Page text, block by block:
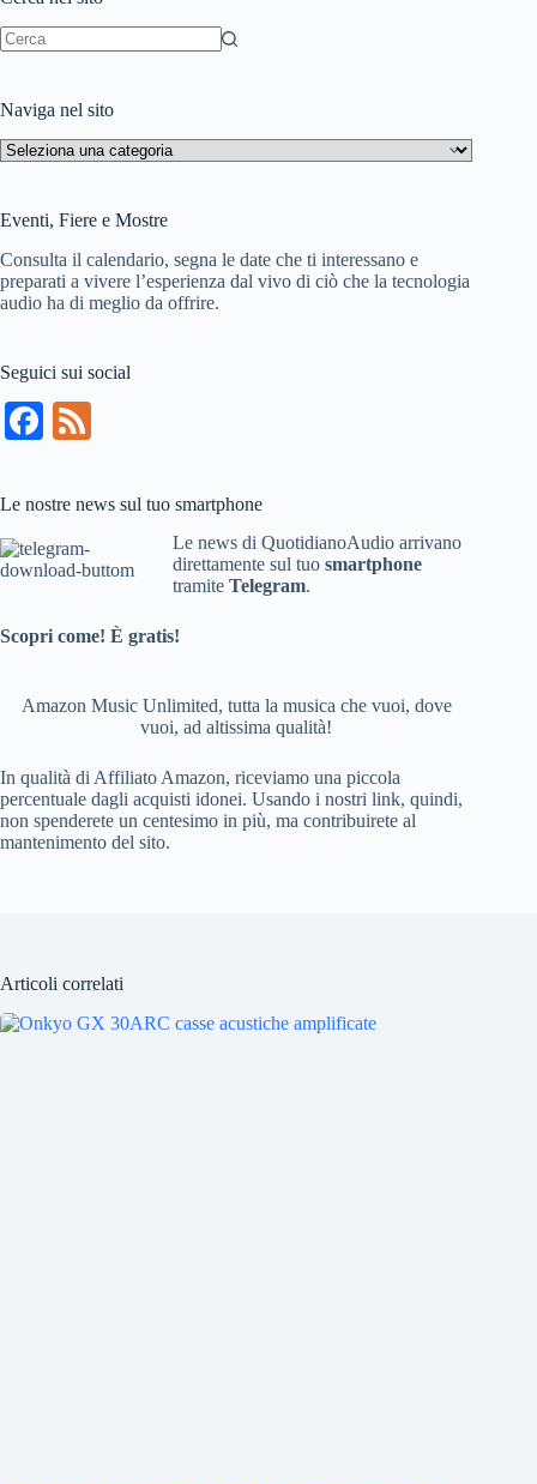
Naviga nel sito
Naviga
nel
Eventi, Fiere e Mostre
Consulta il calendario, segna le date che ti interessano e
preparati a vivere l’esperienza dal vivo di ciò che la tecnologia
audio ha di meglio da offrire.
Seguici sui social
Fa
bo
ok
Le nostre news sul tuo smartphone
Le news di QuotidianoAudio arrivano
direttamente sul tuo smartphone
tramite Telegram.
Scopri come! È gratis!
Amazon Music Unlimited, tutta la musica che vuoi, dove
vuoi, ad altissima qualità!
In qualità di Affiliato Amazon, riceviamo una piccola
percentuale dagli acquisti idonei. Usando i nostri link, quindi,
non spenderete un centesimo in più, ma contribuirete al
mantenimento del sito.
Articoli correlati